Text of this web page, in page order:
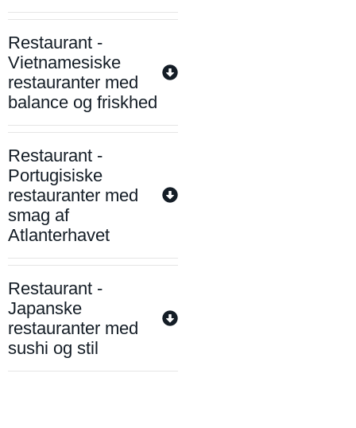
Restaurant -
Vietnamesiske
restauranter med
balance og friskhed
Restaurant -
Portugisiske
restauranter med
smag af
Atlanterhavet
Restaurant -
Japanske
restauranter med
sushi og stil